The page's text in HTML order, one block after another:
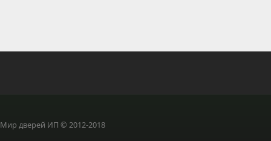
Мир дверей ИП © 2012-2018